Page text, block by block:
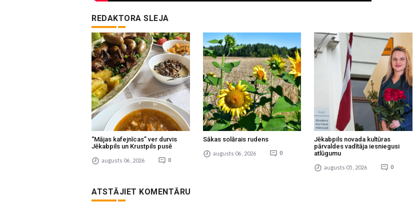
REDAKTORA SLEJA
“Mājas kafejnīcas” ver durvis
Jēkabpils un Krustpils pusē
augusts 06 , 2026 0
Sākas solārais rudens
augusts 06 , 2026 0
Jēkabpils novada kultūras
pārvaldes vadītāja iesniegusi
atlūgumu
augusts 05 , 2026 0
ATSTĀJIET KOMENTĀRU